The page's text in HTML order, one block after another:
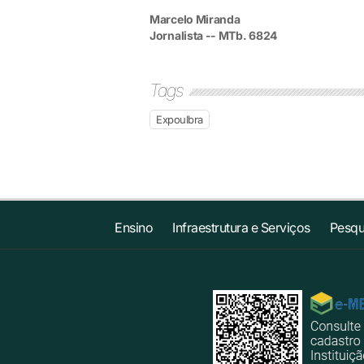
Marcelo Miranda
Jornalista -- MTb. 6824
Tags
Expoulbra
Ensino Infraestrutura e Serviços